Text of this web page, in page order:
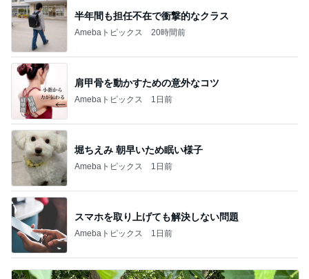
半年間も担任不在で衝撃的なクラス
Amebaトピックス 20時間前
肩甲骨を動かすための意外なコツ
Amebaトピックス 1日前
堀ちえみ 朝早いため眠い様子
Amebaトピックス 1日前
スマホを取り上げても解決しない問題
Amebaトピックス 1日前